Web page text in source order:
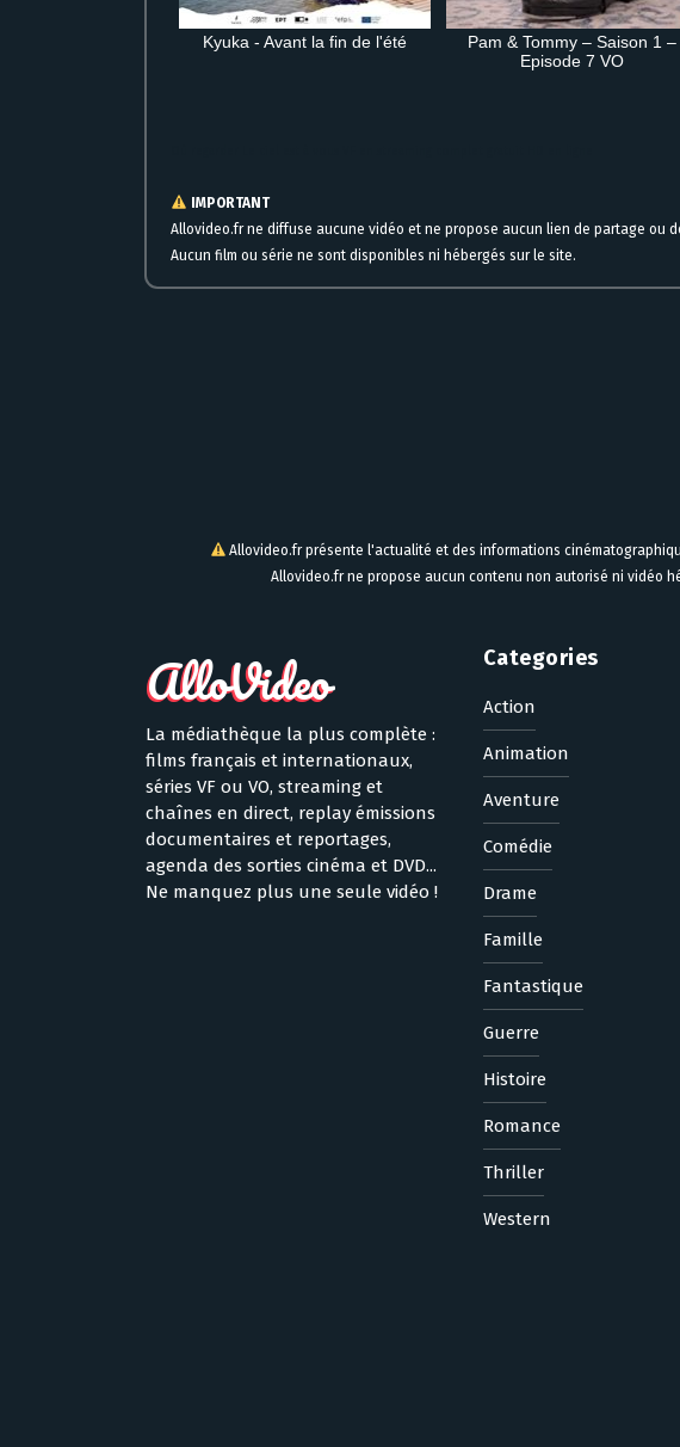
Kyuka - Avant la fin de l'été
Pam & Tommy – Saison 1 –
Episode 7 VO
IMPORTANT
Allovideo.fr ne diffuse aucune vidéo et ne propose aucun lien de partage ou
Aucun film ou série ne sont disponibles ni hébergés sur le site.
Allovideo.fr présente l'actualité et des informations
Allovideo.fr ne propose aucun contenu non autorisé ni vidéo
La médiathèque la plus complète :
films français et internationaux,
séries VF ou VO, streaming et
chaînes en direct, replay émissions
documentaires et reportages,
agenda des sorties cinéma et DVD...
Ne manquez plus une seule vidéo !
Categories
Action
Animation
Aventure
Comédie
Drame
Famille
Fantastique
Guerre
Histoire
Romance
Thriller
Western